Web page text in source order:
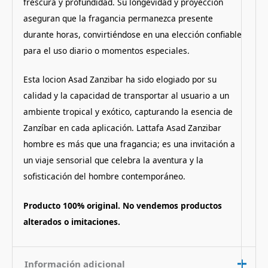
aseguran que la fragancia permanezca presente
durante horas, convirtiéndose en una elección confiable
para el uso diario o momentos especiales.
Esta locion Asad Zanzibar ha sido elogiado por su
calidad y la capacidad de transportar al usuario a un
ambiente tropical y exótico, capturando la esencia de
Zanzíbar en cada aplicación. Lattafa Asad Zanzibar
hombre es más que una fragancia; es una invitación a
un viaje sensorial que celebra la aventura y la
sofisticación del hombre contemporáneo.
Producto 100% original. No vendemos productos
alterados o imitaciones.
Información adicional